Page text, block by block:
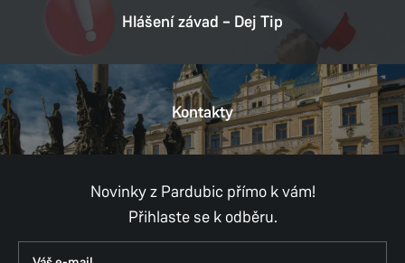
Hlášení závad – Dej Tip
Kontakty
Novinky z Pardubic přímo k vám!
Přihlaste se k odběru.